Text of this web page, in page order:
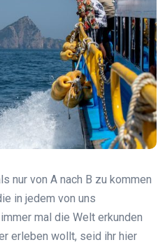
nur von A nach B zu kommen
in jedem von uns
mal die Welt erkunden
erleben wollt, seid ihr hier